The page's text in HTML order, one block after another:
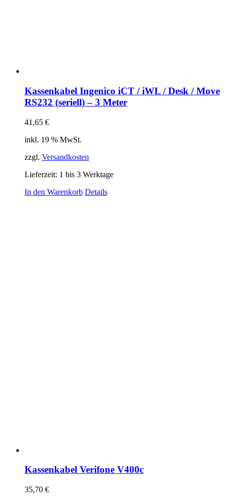
Kassenkabel Ingenico iCT / iWL / Desk / Move
RS232 (seriell) – 3 Meter
41,65 €
inkl. 19 % MwSt.
zzgl. Versandkosten
Lieferzeit: 1 bis 3 Werktage
In den Warenkorb Details
Kassenkabel Verifone V400c
35,70 €